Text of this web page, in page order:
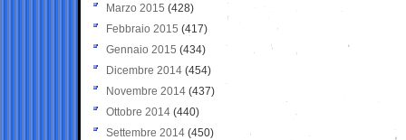
Marzo 2015 (428)
Febbraio 2015 (417)
Gennaio 2015 (434)
Dicembre 2014 (454)
Novembre 2014 (437)
Ottobre 2014 (440)
Settembre 2014 (450)